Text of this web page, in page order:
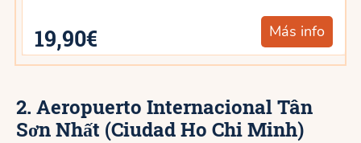
19,90€ Más info
2. Aeropuerto Internacional Tân
Sơn Nhất (Ciudad Ho Chi Minh)